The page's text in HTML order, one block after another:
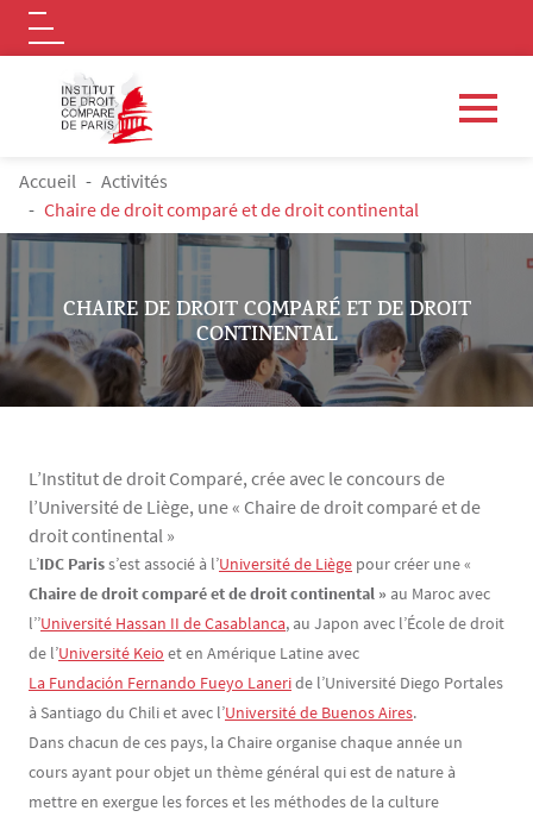
Aller au contenu principal
Logo
FIL D'ARIANE
Accueil
Activités
Chaire de droit comparé et de droit continental
CHAIRE DE DROIT COMPARÉ ET DE DROIT
CONTINENTAL
L’Institut de droit Comparé, crée avec le concours de
l’Université de Liège, une « Chaire de droit comparé et de
droit continental »
Contenu
Texte
L’IDC Pariss’est associé à l’Université de Liège pour créer une «
Chaire de droit comparé et de droit continental » au Maroc avec
l’’Université Hassan II de Casablanca, au Japon avec l’École de droit
de l’Université Keio et en Amérique Latine avec
La Fundación Fernando Fueyo Laneride l’Université Diego Portales
à Santiago du Chili et avec l’Université de Buenos Aires.
Dans chacun de ces pays, la Chaire organise chaque année un
cours ayant pour objet un thème général qui est de nature à
mettre en exergue les forces et les méthodes de la culture